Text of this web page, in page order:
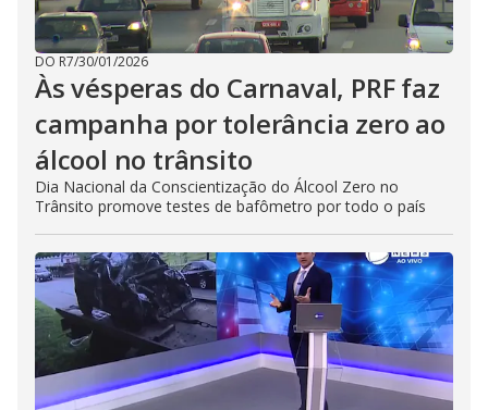
DO R7/30/01/2026
Às vésperas do Carnaval, PRF faz
campanha por tolerância zero ao
álcool no trânsito
Dia Nacional da Conscientização do Álcool Zero no
Trânsito promove testes de bafômetro por todo o país